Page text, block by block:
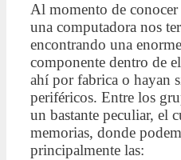
Al momento de conocer
una computadora nos
encontrando una
componente dentro de
ahí por fabrica o hayan
periféricos. Entre los
un bastante peculiar, el
memorias, donde
principalmente las: